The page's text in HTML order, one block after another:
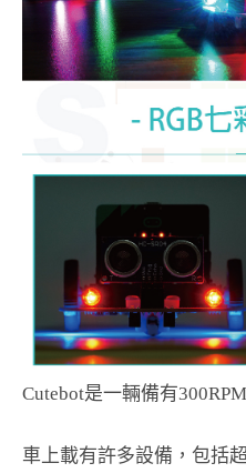
Cutebot是一輛備有
車上載有許多設備，包括